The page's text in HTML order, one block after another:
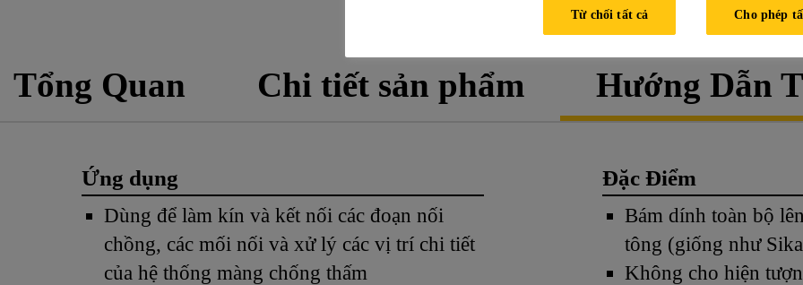
Tổng Quan Chi tiết sản phẩm Hướng Dẫn
Ứng dụng
Dùng để làm kín và kết nối các đoạn nối
chồng, các mối nối và xử lý các vị trí chi tiết
của hệ thống màng chống thấm
Đặc Điểm
Bám dính toàn bộ
tông (giống như
Không cho hiện
Từ chối tất cả Cho phép